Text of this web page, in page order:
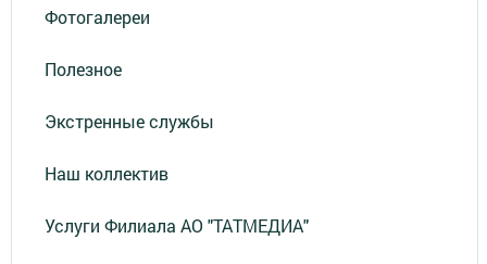
Фотогалереи
Полезное
Экстренные службы
Наш коллектив
Услуги Филиала АО "ТАТМЕДИА"